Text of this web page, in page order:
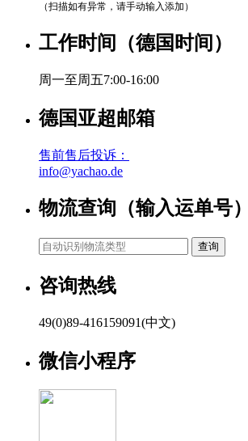
（扫描如有异常，请手动输入添加）
工作时间（德国时间）
周一至周五7:00-16:00
德国亚超邮箱
售前售后投诉：
info@yachao.de
物流查询（输入运单号
咨询热线
49(0)89-416159091(中文)
微信小程序